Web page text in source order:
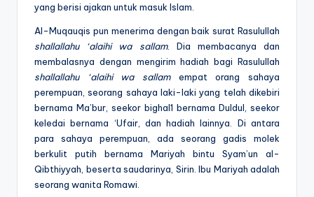
yang berisi ajakan untuk masuk Islam.
Al-Muqauqis pun menerima dengan baik surat Rasulullah
shallallahu ‘alaihi wa sallam. Dia membacanya dan
membalasnya dengan mengirim hadiah bagi Rasulullah
shallallahu ‘alaihi wa sallamempat orang sahaya
perempuan, seorang sahaya laki-laki yang telah dikebiri
bernama Ma’bur, seekor bighal1 bernama Duldul, seekor
keledai bernama ‘Ufair, dan hadiah lainnya. Di antara
para sahaya perempuan, ada seorang gadis molek
berkulit putih bernama Mariyah bintu Syam’un al-
Qibthiyyah, beserta saudarinya, Sirin. Ibu Mariyah adalah
seorang wanita Romawi.